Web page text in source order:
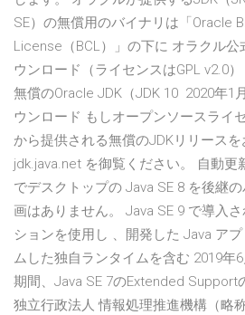
SE）の無償用のバイナリは「Oracle
License（BCL）」の下に オラクル
ウンロード（ライセンスはGPL v2.0
無償のOracle JDK（JDK 10 2020年1
ウンロード もしオープンソースライ
から提供される無償のJDKリリースを
jdk.java.net を御覧ください。 自動
でデスクトップの Java SE 8 を後継
画はありません。 Java SE 9 で導入
ションを使用し 、開発した Java ア
ムした独自ランタイムを含む 2019年
期間、Java SE 7のExtended Support
独立行政法人 情報処理推進機構（略